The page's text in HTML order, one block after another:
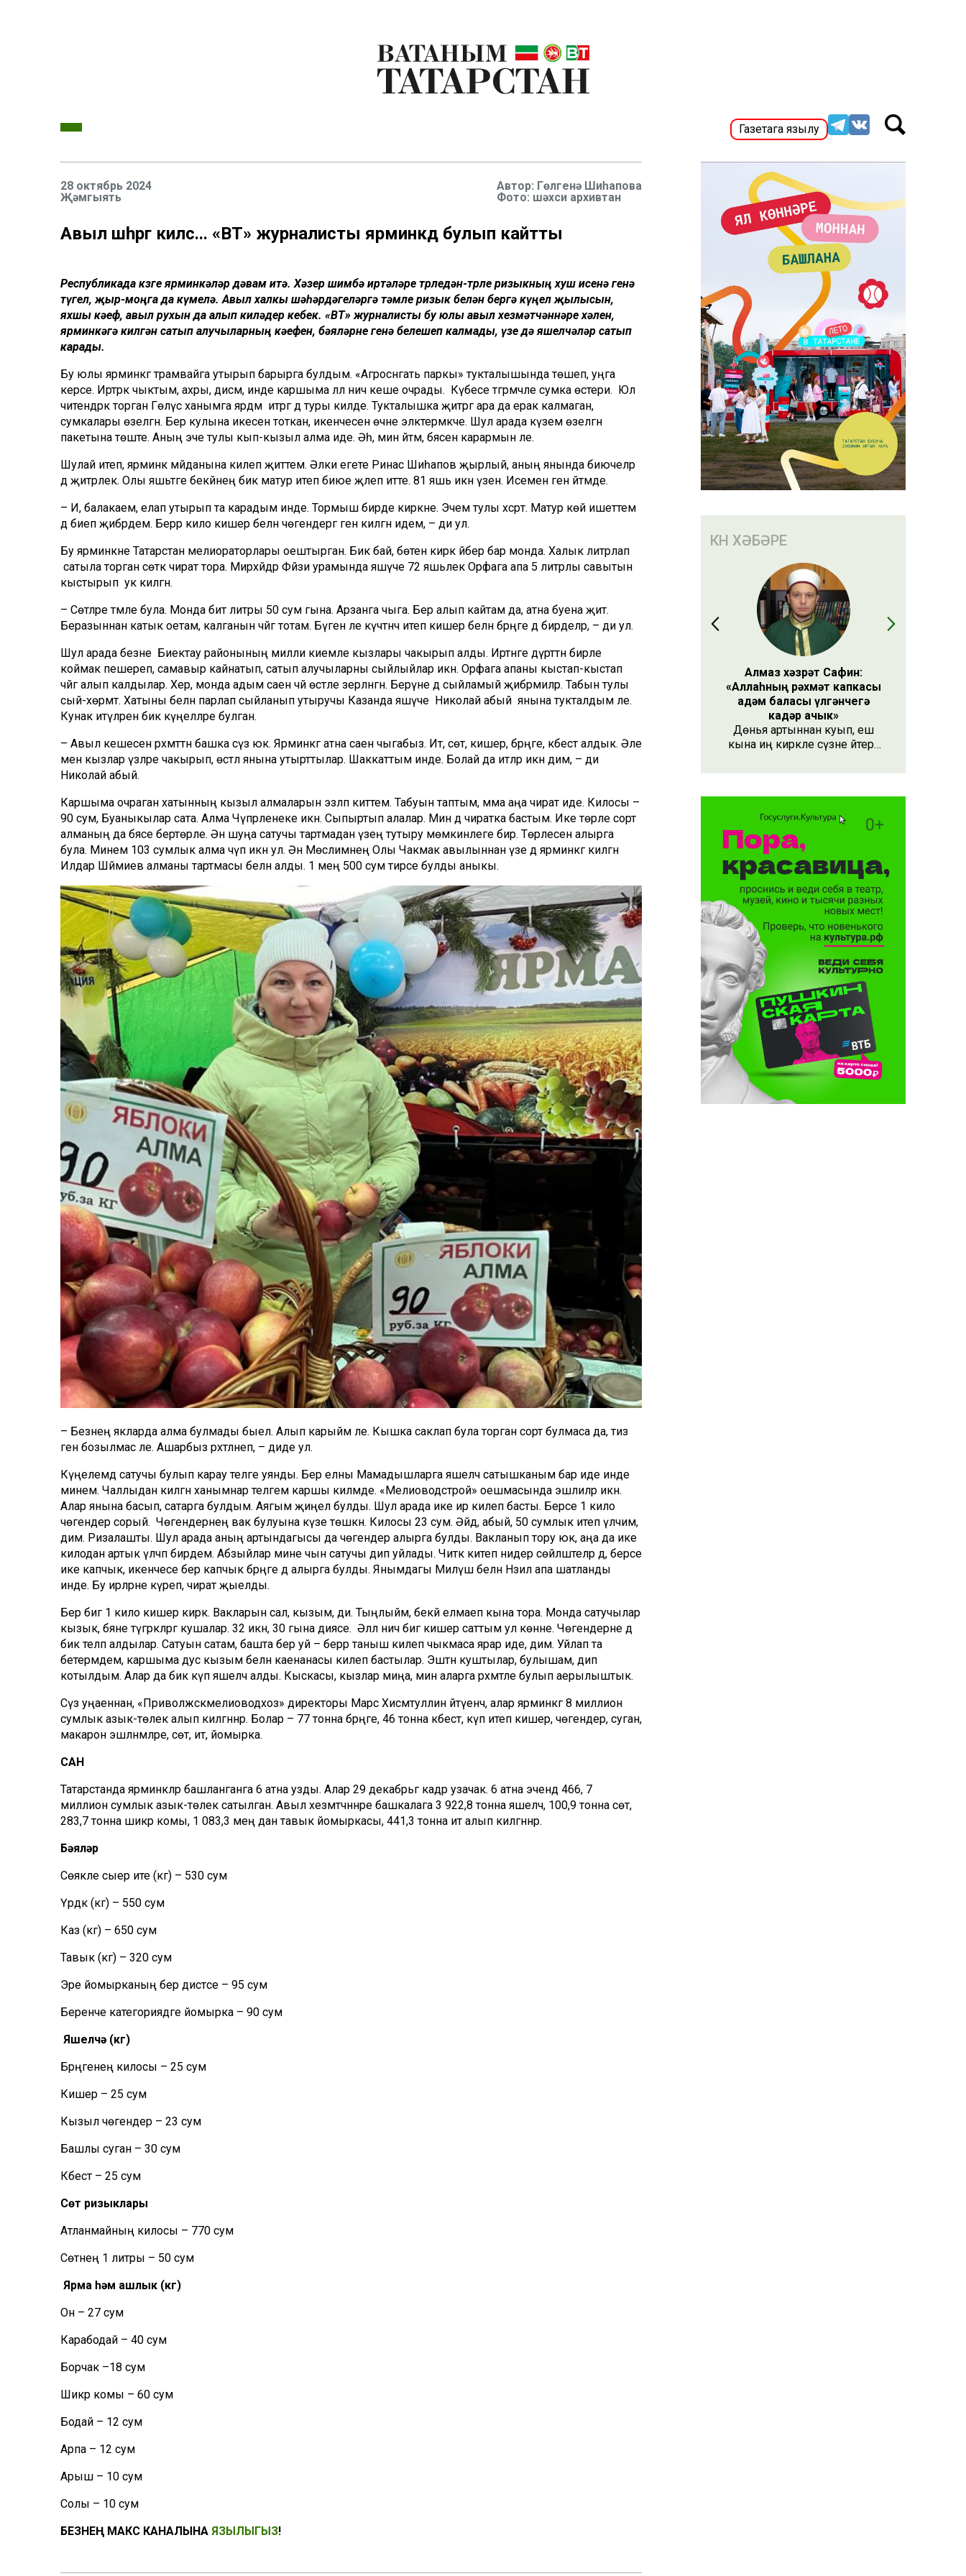
Газетага язылу
28 октябрь 2024
Җәмгыять
Гөлгенә Шиһапова
Фото: шәхси архивтан
Авыл шәһәргә килсә... «ВТ» журналисты ярминкәдә булып кайтты
Республикада көзге ярминкәләр дәвам итә. Хәзер шимбә иртәләре төрледән-төрле ризыкның хуш исенә генә
түгел, җыр-моңга да күмелә. Авыл халкы шәһәрдәгеләргә тәмле ризык белән бергә күңел җылысын,
яхшы кәеф, авыл рухын да алып киләдер кебек. «ВТ» журналисты бу юлы авыл хезмәтчәннәре хәлен,
ярминкәгә килгән сатып алучыларның кәефен, бәяләрне генә белешеп калмады, үзе дә яшелчәләр сатып
карады.
Бу юлы ярминкәгә трамвайга утырып барырга булдым. «Агросәнәгать паркы» тукталышында төшеп, уңга
керәсе. Иртәрәк чыктым, ахры, дисәм, инде каршыма әллә ничә кеше очрады. Күбесе тәгәрмәчле сумка өстери. Юл
читендәрәк торган Гөлүсә ханымга ярдәм итәргә дә туры килде. Тукталышка җитәргә ара да ерак калмаган,
сумкалары өзелгән. Бер кулына икесен тоткан, икенчесенә өчне эләктермәкче. Шул арада күзем өзелгән
пакетына төште. Аның эче тулы кып-кызыл алма иде. Әһә, мин әйтәм, бәясен карармын әле.
Шулай итеп, ярминкә мәйданына килеп җиттем. Әлки егете Ринас Шиһапов җырлый, аның янында биючеләр
дә җитәрлек. Олы яшьтәге әбекәйнең бик матур итеп биюе җәлеп итте. 81 яшь икән үзенә. Исемен генә әйтмәде.
– И, балакаем, елап утырып та карадым инде. Тормыш бирде кирәкне. Эчем тулы хәсрәт. Матур көй ишеттем
дә биеп җибәрдем. Берәр кило кишер белән чөгендергә генә килгән идем, – ди ул.
Бу ярминкәне Татарстан мелиораторлары оештырган. Бик бай, бөтен кирәк әйбер бар монда. Халык литрлап
сатыла торган сөткә чират тора. Мирхәйдәр Фәйзи урамында яшәүче 72 яшьлек Орфага апа 5 литрлы савытын
кыстырып ук килгән.
– Сөтләре тәмле була. Монда бит литры 50 сум гына. Арзанга чыга. Бер алып кайтам да, атна буена җитә.
Беразыннан катык оетам, калганын чәйгә тотам. Бүген әле күчтәнәч итеп кишер белән бәрәңге дә бирделәр, – ди ул.
Шул арада безне Биектау районының милли киемле кызлары чакырып алды. Иртәнге дүрттән бирле
коймак пешереп, самавыр кайнатып, сатып алучыларны сыйлыйлар икән. Орфага апаны кыстап-кыстап
чәйгә алып калдылар. Хәер, монда адым саен чәй өстәле әзерләнгән. Берәүне дә сыйламый җибәрмиләр. Табын тулы
сый-хөрмәт. Хатыны белән парлап сыйланып утыручы Казанда яшәүче Николай абый янына тукталдым әле.
Кунак итүләренә бик күңелләре булган.
– Авыл кешесенә рәхмәттән башка сүз юк. Ярминкәгә атна саен чыгабыз. Ит, сөт, кишер, бәрәңге, кәбестә алдык. Әле
менә кызлар үзләре чакырып, өстәл янына утырттылар. Шаккаттым инде. Болай да итәләр икән дим, – ди
Николай абый.
Каршыма очраган хатынның кызыл алмаларын эзләп киттем. Табуын таптым, әмма аңа чират иде. Килосы –
90 сум, Буаныкылар сата. Алма Чүпрәленеке икән. Сыпыртып алалар. Мин дә чиратка бастым. Ике төрле сорт
алманың да бәясе бертөрле. Әнә шуңа сатучы тартмадан үзеңә тутыру мөмкинлеге бирә. Төрлесен алырга
була. Минем 103 сумлык алма чүп икән ул. Әнә Мөслимнең Олы Чакмак авылыннан үзе дә ярминкәгә килгән
Илдар Шәймиев алманы тартмасы белән алды. 1 мең 500 сум тирәсе булды аныкы.
– Безнең якларда алма булмады быел. Алып карыйм әле. Кышка саклап була торган сорт булмаса да, тиз
генә бозылмас әле. Ашарбыз рәхәтләнеп, – диде ул.
Күңелемдә сатучы булып карау теләге уянды. Бер елны Мамадышларга яшелчә сатышканым бар иде инде
минем. Чаллыдан килгән ханымнар теләгемә каршы килмәде. «Мелиоводстрой» оешмасында эшлиләр икән.
Алар янына басып, сатарга булдым. Аягым җиңел булды. Шул арада ике ир килеп басты. Берсе 1 кило
чөгендер сорый. Чөгендернең вак булуына күзе төшкән. Килосы 23 сум. Әйдә, абый, 50 сумлык итеп үлчим,
дим. Ризалашты. Шул арада аның артындагысы да чөгендер алырга булды. Вакланып тору юк, аңа да ике
килодан артык үлчәп бирдем. Абзыйлар мине чын сатучы дип уйлады. Читкә китеп нидер сөйләштеләр дә, берсе
ике капчык, икенчесе бер капчык бәрәңге дә алырга булды. Янымдагы Миләүшә белән Нәзилә апа шатланды
инде. Бу ирләрне күреп, чират җыелды.
Бер әбигә 1 кило кишер кирәк. Вакларын сал, кызым, ди. Тыңлыйм, әбекәй елмаеп кына тора. Монда сатучылар
кызык, бәяне түгәрәкләргә кушалар. 32 икән, 30 гына диясе. Әллә ничә әбигә кишер саттым ул көнне. Чөгендерне дә
бик теләп алдылар. Сатуын сатам, башта бер уй – берәр таныш килеп чыкмаса ярар иде, дим. Уйлап та
бетермәдем, каршыма дус кызым белән каенанасы килеп бастылар. Эштән куштылар, булышам, дип
котылдым. Алар да бик күп яшелчә алды. Кыскасы, кызлар миңа, мин аларга рәхмәтле булып аерылыштык.
Сүз уңаеннан, «Приволжскмелиоводхоз» директоры Марс Хисмәтуллин әйтүенчә, алар ярминкәгә 8 миллион
сумлык азык-төлек алып килгәннәр. Болар – 77 тонна бәрәңге, 46 тонна кәбестә, күп итеп кишер, чөгендер, суган,
макарон эшләнмәләре, сөт, ит, йомырка.
САН
Татарстанда ярминкәләр башланганга 6 атна узды. Алар 29 декабрьгә кадәр узачак. 6 атна эчендә 466, 7
миллион сумлык азык-төлек сатылган. Авыл хезмәтчәннәре башкалага 3 922,8 тонна яшелчә, 100,9 тонна сөт,
283,7 тонна шикәр комы, 1 083,3 мең данә тавык йомыркасы, 441,3 тонна ит алып килгәннәр.
Бәяләр
Сөякле сыер ите (кг) – 530 сум
Үрдәк (кг) – 550 сум
Каз (кг) – 650 сум
Тавык (кг) – 320 сум
Эре йомырканың бер дистәсе – 95 сум
Беренче категориядәге йомырка – 90 сум
Яшелчә (кг)
Бәрәңгенең килосы – 25 сум
Кишер – 25 сум
Кызыл чөгендер – 23 сум
Башлы суган – 30 сум
Кәбестә – 25 сум
Сөт ризыклары
Атланмайның килосы – 770 сум
Сөтнең 1 литры – 50 сум
Ярма һәм ашлык (кг)
Он – 27 сум
Карабодай – 40 сум
Борчак –18 сум
Шикәр комы – 60 сум
Бодай – 12 сум
Арпа – 12 сум
Арыш – 10 сум
Солы – 10 сум
БЕЗНЕҢ МАКС КАНАЛЫНА ЯЗЫЛЫГЫЗ!
КӨН ХӘБӘРЕ
Алмаз хәзрәт Сафин:
«Аллаһның рәхмәт капкасы
адәм баласы үлгәнчегә
кадәр ачык»
Дөнья артыннан куып, еш
кына иң кирәкле сүзне әйтергә
Әлеге сүзне күршең яки
кеше бөтен яшәеше, барлыгы